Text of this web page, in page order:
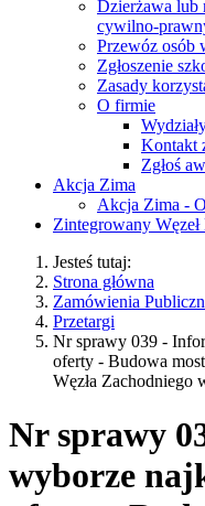
Dzierżawa lub
cywilno-
Przewóz osób
Zgłoszenie
Zasady
O firmie
Kontakt
Zgłoś
Akcja Zima
Akcja Zima -
Zintegrowany
Jesteś tutaj:
Strona główna
Zamówienia
Przetargi
Nr sprawy 039 -
oferty - Budowa
Węzła Zachodniego
Nr sprawy
wyborze